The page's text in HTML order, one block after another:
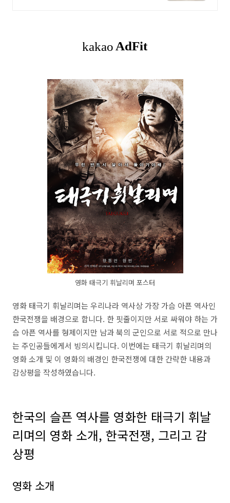
영화 태극기 휘날리며 포스터
영화 태극기 휘날리며는 우리나라 역사상 가장 가슴 아픈 역사인
한국전쟁을 배경으로 합니다. 한 핏줄이지만 서로 싸워야 하는 가
슴 아픈 역사를 형제이지만 남과 북의 군인으로 서로 적으로 만나
는 주인공들에게서 빙의시킵니다. 이번에는 태극기 휘날리며의
영화 소개 및 이 영화의 배경인 한국전쟁에 대한 간략한 내용과
감상평을 작성하였습니다.
한국의 슬픈 역사를 영화한 태극기 휘날
리며의 영화 소개, 한국전쟁, 그리고 감
상평
영화 소개